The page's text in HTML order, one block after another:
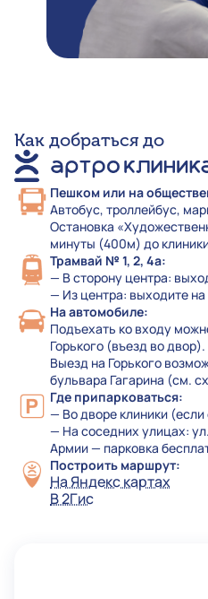
Как добраться до
Пешком или на
Автобус, троллейбус,
Остановка
минуты (400м) до
Трамвай № 1, 2, 4а:
— В сторону центра:
— Из центра: выходите
На автомобиле:
Подъехать ко входу
Горького (въезд во двор).
Выезд на Горького
бульвара Гагарина (см.
Где припарковаться:
— Во дворе клиники
— На соседних улицах:
Армии — парковка
Построить маршрут:
На Яндекс картах
В 2Гис